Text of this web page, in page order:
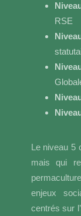
RSE
Le niveau 5
mais qui
enjeux
centrés sur